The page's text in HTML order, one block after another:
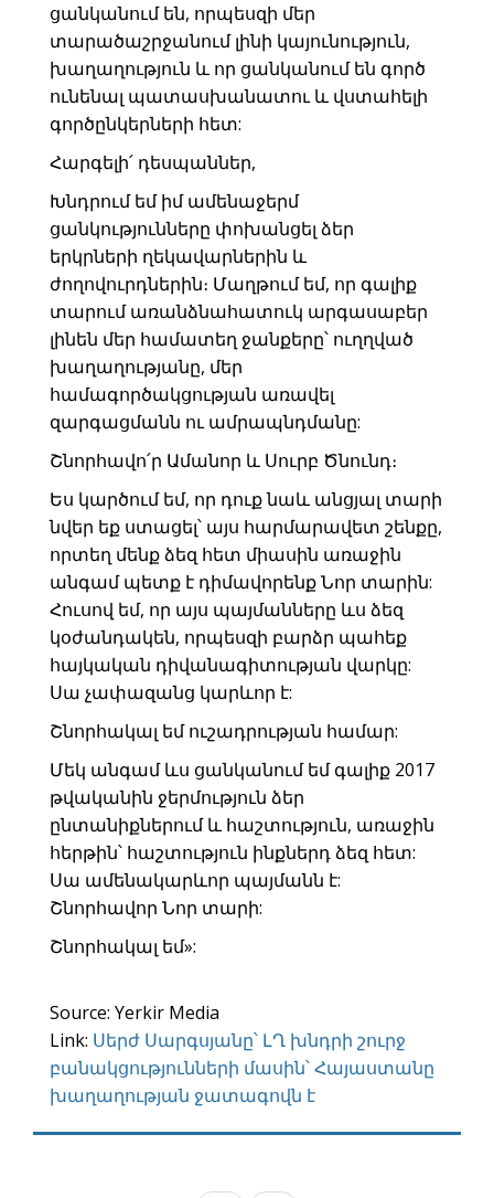
ցանկանում են, որպեսզի մեր
տարածաշրջանում լինի կայունություն,
խաղաղություն և որ ցանկանում են գործ
ունենալ պատասխանատու և վստահելի
գործընկերների հետ:
Հարգելի՛ դեսպաններ,
Խնդրում եմ իմ ամենաջերմ
ցանկությունները փոխանցել ձեր
երկրների ղեկավարներին և
ժողովուրդներին։ Մաղթում եմ, որ գալիք
տարում առանձնահատուկ արգասաբեր
լինեն մեր համատեղ ջանքերը՝ ուղղված
խաղաղությանը, մեր
համագործակցության առավել
զարգացմանն ու ամրապնդմանը:
Շնորհավո՛ր Ամանոր և Սուրբ Ծնունդ։
Ես կարծում եմ, որ դուք նաև անցյալ տարի
նվեր եք ստացել՝ այս հարմարավետ շենքը,
որտեղ մենք ձեզ հետ միասին առաջին
անգամ պետք է դիմավորենք Նոր տարին:
Հուսով եմ, որ այս պայմանները ևս ձեզ
կօժանդակեն, որպեսզի բարձր պահեք
հայկական դիվանագիտության վարկը:
Սա չափազանց կարևոր է:
Շնորհակալ եմ ուշադրության համար:
Մեկ անգամ ևս ցանկանում եմ գալիք 2017
թվականին ջերմություն ձեր
ընտանիքներում և հաշտություն, առաջին
հերթին՝ հաշտություն ինքներդ ձեզ հետ:
Սա ամենակարևոր պայմանն է:
Շնորհավոր Նոր տարի:
Շնորհակալ եմ»:
Source: Yerkir Media
Link: Սերժ Սարգսյանը՝ ԼՂ խնդրի շուրջ
բանակցությունների մասին՝ Հայաստանը
խաղաղության ջատագովն է